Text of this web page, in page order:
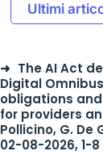
Ultimi
The AI Act
Digital
obligations
for providers
Pollicino, G. De
02-08-2026, 1-8